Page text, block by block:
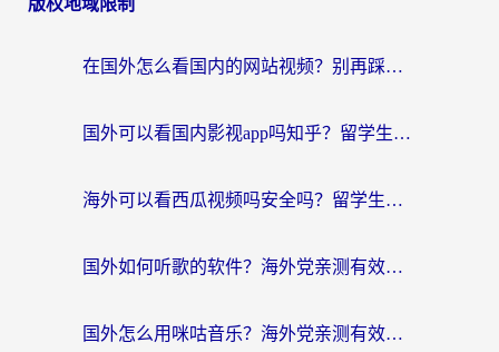
在国外怎么看国内的网站视频？别再踩坑！选对加速器秒回国内冲浪
国外可以看国内影视app吗知乎？留学生亲测有效的回国加速方案
海外可以看西瓜视频吗安全吗？留学生亲测：3步解决回国追剧难题，附靠谱加速器推荐
国外如何听歌的软件？海外党亲测有效的回国加速器指南
国外怎么用咪咕音乐？海外党亲测有效的听歌自由指南